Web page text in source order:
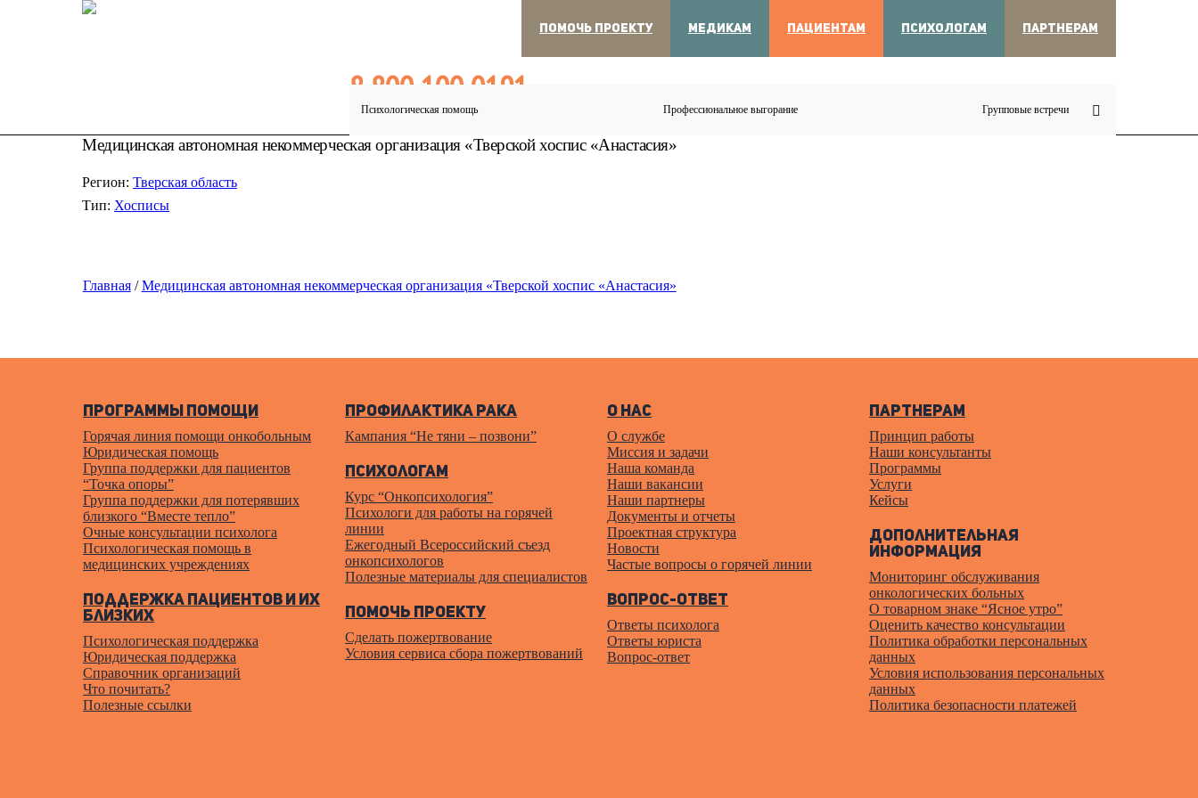
ПОМОЧЬ ПРОЕКТУ МЕДИКАМ ПАЦИЕНТАМ ПСИХОЛОГАМ ПАРТНЕРАМ
8 800 100 0191
Круглосуточно. Бесплатно. Анонимно.
Психологическая помощь Профессиональное выгорание Групповые встречи
Медицинская автономная некоммерческая организация «Тверской хоспис «Анастасия»
Регион: Тверская область
Тип: Хосписы
Главная/Медицинская автономная некоммерческая организация «Тверской хоспис «Анастасия»
Программы помощи
Горячая линия помощи онкобольным
Юридическая помощь
Группа поддержки для пациентов
“Точка опоры”
Группа поддержки для потерявших
близкого “Вместе тепло”
Очные консультации психолога
Психологическая помощь в
медицинских учреждениях
Поддержка пациентов и их
близких
Психологическая поддержка
Юридическая поддержка
Справочник организаций
Что почитать?
Полезные ссылки
Профилактика рака
Кампания “Не тяни – позвони”
Психологам
Курс “Онкопсихология”
Психологи для работы на горячей
линии
Ежегодный Всероссийский cъезд
онкопсихологов
Полезные материалы для специалистов
Помочь проекту
Сделать пожертвование
Условия сервиса сбора пожертвований
О нас
О службе
Миссия и задачи
Наша команда
Наши вакансии
Наши партнеры
Документы и отчеты
Проектная структура
Новости
Частые вопросы о горячей линии
Вопрос-ответ
Ответы психолога
Ответы юриста
Вопрос-ответ
Партнерам
Принцип работы
Наши консультанты
Программы
Услуги
Кейсы
Дополнительная
информация
Мониторинг обслуживания
онкологических больных
О товарном знаке “Ясное утро”
Оценить качество консультации
Политика обработки персональных
данных
Условия использования персональных
данных
Политика безопасности платежей